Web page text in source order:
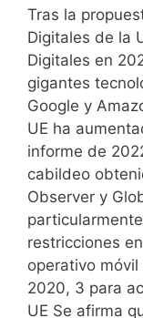
f
r
a
s
a
p
r
o
x
i
m
a
d
a
Tras la
Digitales de la
Digitales en
gigantes
Google y
UE ha
informe de
cabildeo
Observer y
restricciones
operativo
2020, 3 para
UE Se afirma